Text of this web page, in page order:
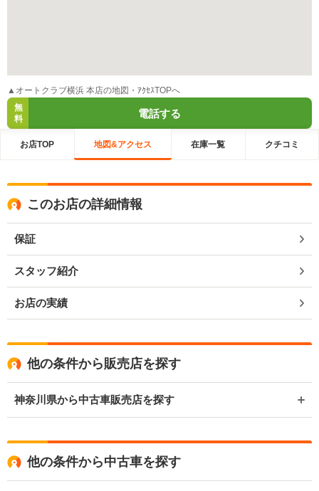
▲オートクラブ横浜 本店の地図・ｱｸｾｽTOPへ
無
料
電話する
お店TOP 地図&アクセス 在庫一覧 クチコミ
このお店の詳細情報
保証
スタッフ紹介
お店の実績
他の条件から販売店を探す
神奈川県から中古車販売店を探す
他の条件から中古車を探す